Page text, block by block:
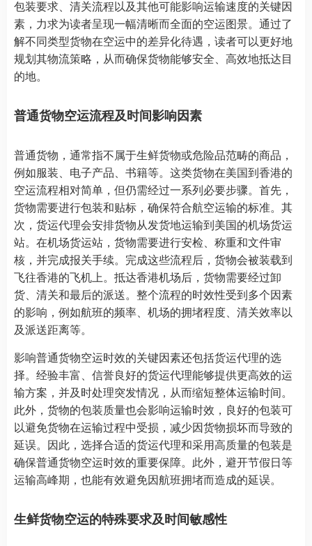
包装要求、清关流程以及其他可能影响运输速度的关键因
素，力求为读者呈现一幅清晰而全面的空运图景。通过了
解不同类型货物在空运中的差异化待遇，读者可以更好地
规划其物流策略，从而确保货物能够安全、高效地抵达目
的地。
普通货物空运流程及时间影响因素
普通货物，通常指不属于生鲜货物或危险品范畴的商品，
例如服装、电子产品、书籍等。这类货物在美国到香港的
空运流程相对简单，但仍需经过一系列必要步骤。首先，
货物需要进行包装和贴标，确保符合航空运输的标准。其
次，货运代理会安排货物从发货地运输到美国的机场货运
站。在机场货运站，货物需要进行安检、称重和文件审
核，并完成报关手续。完成这些流程后，货物会被装载到
飞往香港的飞机上。抵达香港机场后，货物需要经过卸
货、清关和最后的派送。整个流程的时效性受到多个因素
的影响，例如航班的频率、机场的拥堵程度、清关效率以
及派送距离等。
影响普通货物空运时效的关键因素还包括货运代理的选
择。经验丰富、信誉良好的货运代理能够提供更高效的运
输方案，并及时处理突发情况，从而缩短整体运输时间。
此外，货物的包装质量也会影响运输时效，良好的包装可
以避免货物在运输过程中受损，减少因货物损坏而导致的
延误。因此，选择合适的货运代理和采用高质量的包装是
确保普通货物空运时效的重要保障。此外，避开节假日等
运输高峰期，也能有效避免因航班拥堵而造成的延误。
生鲜货物空运的特殊要求及时间敏感性